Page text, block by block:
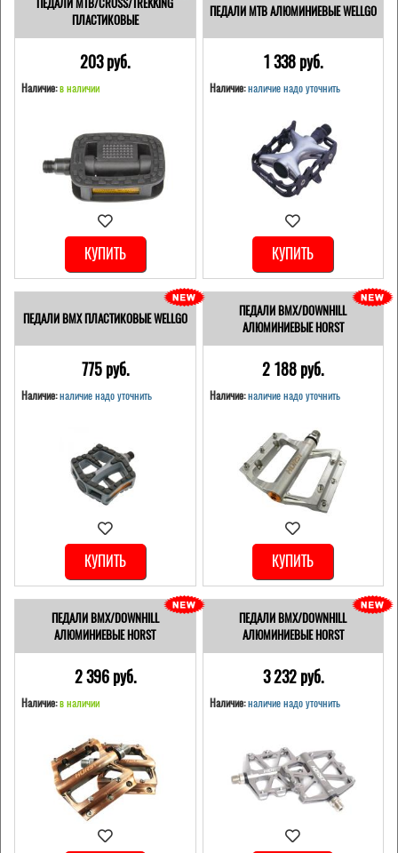
ПЛАСТИКОВЫЕ
203 pуб.
Наличие:в наличии
КУПИТЬ
ПЕДАЛИ MTB АЛЮМИНИЕВЫЕ WELLGO
1 338 pуб.
Наличие: наличие надо уточнить
КУПИТЬ
ПЕДАЛИ BMX ПЛАСТИКОВЫЕ WELLGO
775 pуб.
Наличие:наличие надо уточнить
КУПИТЬ
ПЕДАЛИ BMX/DOWNHILL
АЛЮМИНИЕВЫЕ HORST
2 188 pуб.
Наличие: наличие надо уточнить
КУПИТЬ
ПЕДАЛИ BMX/DOWNHILL
АЛЮМИНИЕВЫЕ HORST
2 396 pуб.
Наличие:в наличии
ПЕДАЛИ BMX/DOWNHILL
АЛЮМИНИЕВЫЕ HORST
3 232 pуб.
Наличие: наличие надо уточнить